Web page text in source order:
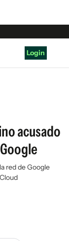
Login
acusado
red de Google